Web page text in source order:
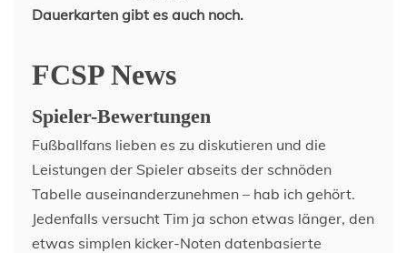
Dauerkarten gibt es auch noch.
FCSP News
Spieler-Bewertungen
Fußballfans lieben es zu diskutieren und die
Leistungen der Spieler abseits der schnöden
Tabelle auseinanderzunehmen – hab ich gehört.
Jedenfalls versucht Tim ja schon etwas länger, den
etwas simplen kicker-Noten datenbasierte